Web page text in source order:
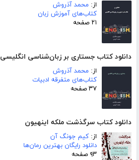
از: محمد آذروش
کتاب‌های آموزش زبان
۲۱ صفحه
دانلود کتاب جستاری بر زبان‌شناسی انگلیسی
از: محمد آذروش
کتاب‌های متفرقه ادبیات
۳۷ صفحه
دانلود کتاب سرگذشت ملکه اینهیون
از: کیم جونگ آن
دانلود رایگان بهترین رمان‌ها
۹۳ صفحه